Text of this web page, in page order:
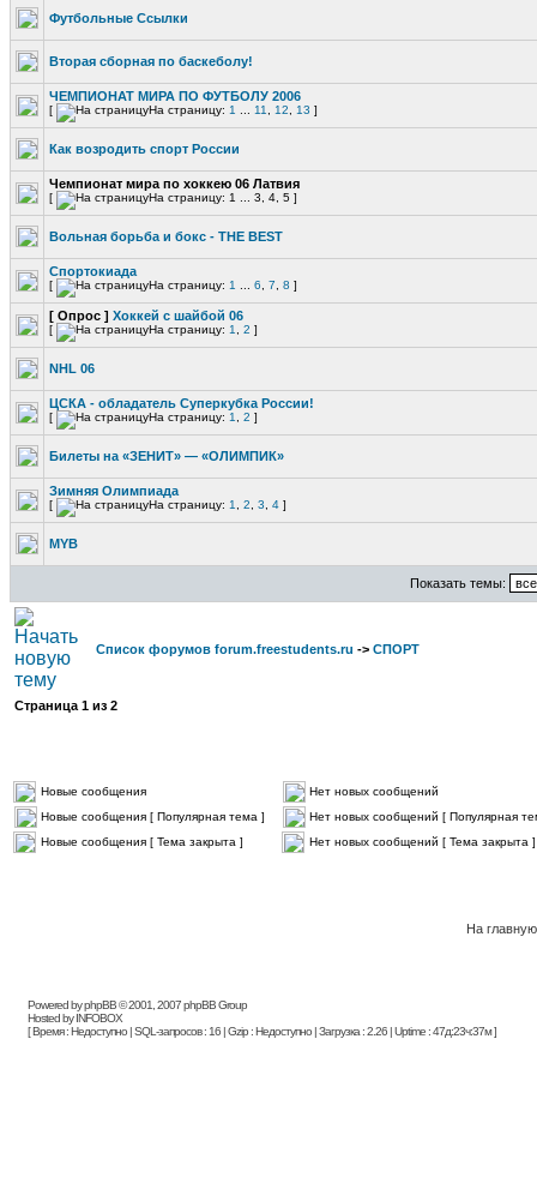
Футбольные Ссылки
Вторая сборная по баскеболу!
ЧЕМПИОНАТ МИРА ПО ФУТБОЛУ 2006
[ На страницу: 1 11 12 13 ]
Как возродить спорт России
Чемпионат мира по хоккею 06 Латвия
[ На страницу: 1 ... 3, 4, 5 ]
Вольная борьба и бокс - THE BEST
Спортокиада
[ На страницу: 1 6 7 8 ]
[ Опрос ] Хоккей с шайбой 06
[ На страницу: 1 2 ]
NHL 06
ЦСКА - обладатель Суперкубка России!
[ На страницу: 1 2 ]
Билеты на «ЗЕНИТ» — «ОЛИМПИК»
Зимняя Олимпиада
[ На страницу: 1 2 3 4 ]
MYB
Показать темы:
Список форумов forum.freestudents.ru -> СПОРТ
Страница 1 из 2
Новые сообщения
Нет новых сообщений
Новые сообщения [ Популярная тема ]
Нет новых сообщений [ Популярная
Новые сообщения [ Тема закрыта ]
Нет новых сообщений [ Тема закрыта ]
На главную
Powered by phpBB © 2001, 2007 phpBB Group
Hosted by INFOBOX
[ Время : Недоступно | SQL-запросов : 16 | Gzip : Недоступно | Загрузка : 2.26 | Uptime : 47д:23ч:37м ]